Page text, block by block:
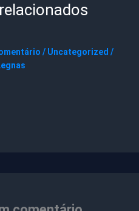
/ Uncategorized /